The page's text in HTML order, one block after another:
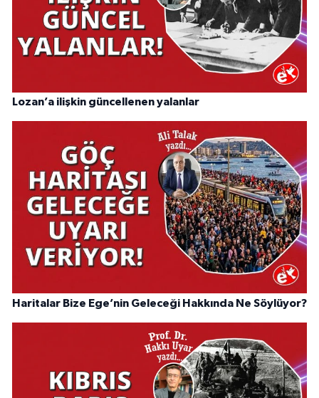
Lozan’a ilişkin güncellenen yalanlar
Haritalar Bize Ege’nin Geleceği Hakkında Ne Söylüyor?